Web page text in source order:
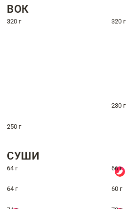
ВОК
320 г 320 г
230 г
250 г
СУШИ
64 г 66 г
64 г 60 г